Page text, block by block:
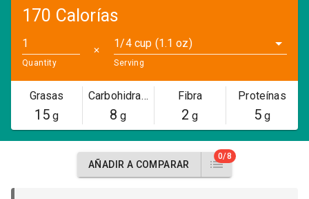
170 Calorías
Quantity
✕
1/4 cup (1.1 oz)
Serving
Grasas
15g
Carbohidratos
8 g
Fibra
2 g
Proteínas
5g
AÑADIR A COMPARAR
0/8